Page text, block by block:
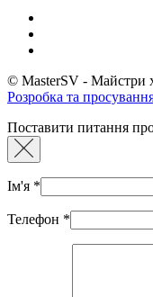
© MasterSV - Майстри
Розробка та
Поставити питання
Ім'я *
Телефон *